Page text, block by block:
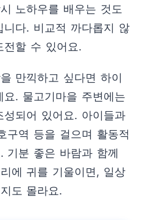
노하우를 배우는 것도
다. 비교적 까다롭지 않
전할 수 있어요.
만끽하고 싶다면 하이
. 물고기마을 주변에는
되어 있어요. 아이들과
구역 등을 걸으며 활동적
기분 좋은 바람과 함께
에 귀를 기울이면, 일상
도 몰라요.